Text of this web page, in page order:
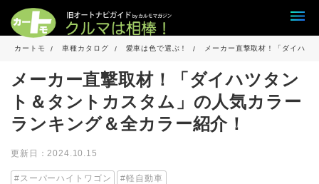
カートモ 車種カタログ 愛車は色で選ぶ！ メーカー直撃取材！「ダイハツ
メーカー直撃取材！「ダイハツタン
ト＆タントカスタム」の人気カラー
ランキング＆全カラー紹介！
更新日：2024.10.15
スーパーハイトワゴン 軽自動車